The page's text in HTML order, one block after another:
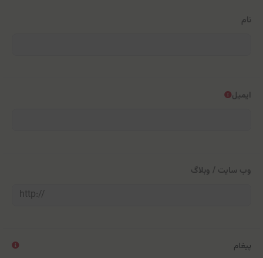
نام
ایمیل
وب سایت / وبلاگ
پیغام